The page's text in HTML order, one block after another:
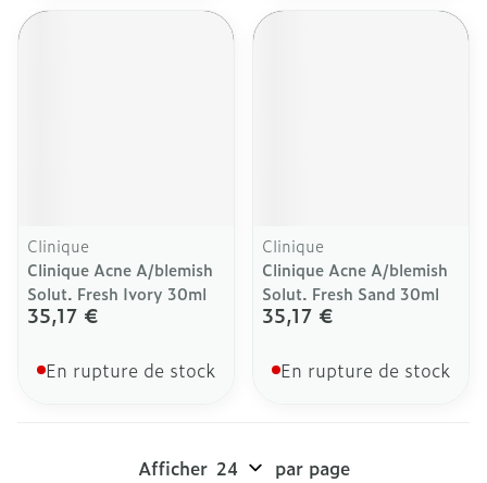
Clinique
Clinique Acne A/blemish
Solut. Fresh Ivory 30ml
35,17 €
En rupture de stock
Clinique
Clinique Acne A/blemish
Solut. Fresh Sand 30ml
35,17 €
En rupture de stock
Afficher par page